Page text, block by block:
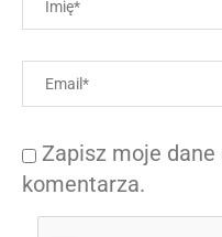
Zapisz moje
komentarza.